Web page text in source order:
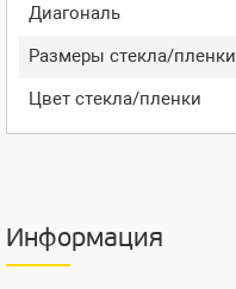
Диагональ
Размеры стекла/пленки
Цвет стекла/пленки
Информация